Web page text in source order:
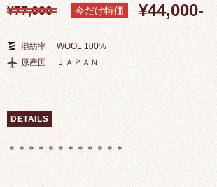
¥77,000- 今だけ特価 ¥44,000-
混紡率
WOOL 100%
原産国
ＪＡＰＡＮ
DETAILS
＊＊＊＊＊＊＊＊＊＊＊＊